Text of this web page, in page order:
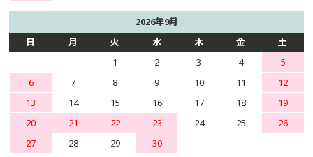
2026年9月
日
月 火 水 木 金
土
1
2 3 4
5
6
7 8 9 10 11
12
13
14 15 16 17 18
19
20
21 22 23 24 25
26
27
28 29 30